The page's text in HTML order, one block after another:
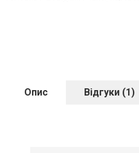
Опис Відгуки (1)